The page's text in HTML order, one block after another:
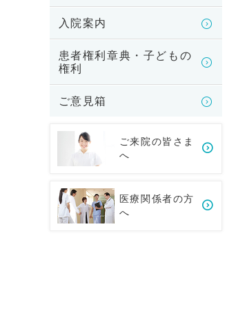
入院案内
患者権利章典・子どもの
権利
ご意見箱
ご来院の皆さま
へ
医療関係者の方
へ